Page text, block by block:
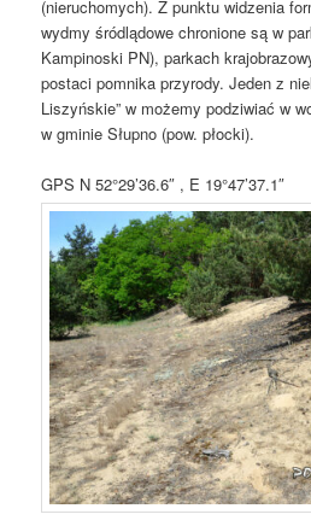
(nieruchomych). Z punktu widzenia
wydmy śródlądowe chronione są w
Kampinoski PN), parkach
postaci pomnika przyrody. Jeden z
Liszyńskie” w możemy podziwiać w
w gminie Słupno (pow. płocki).
GPS N 52°29’36.6″ , E 19°47’37.1″